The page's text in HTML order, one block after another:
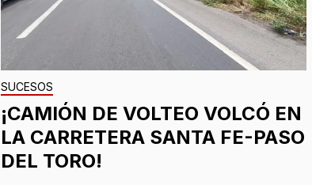
SUCESOS
¡CAMIÓN DE VOLTEO VOLCÓ EN
LA CARRETERA SANTA FE-PASO
DEL TORO!